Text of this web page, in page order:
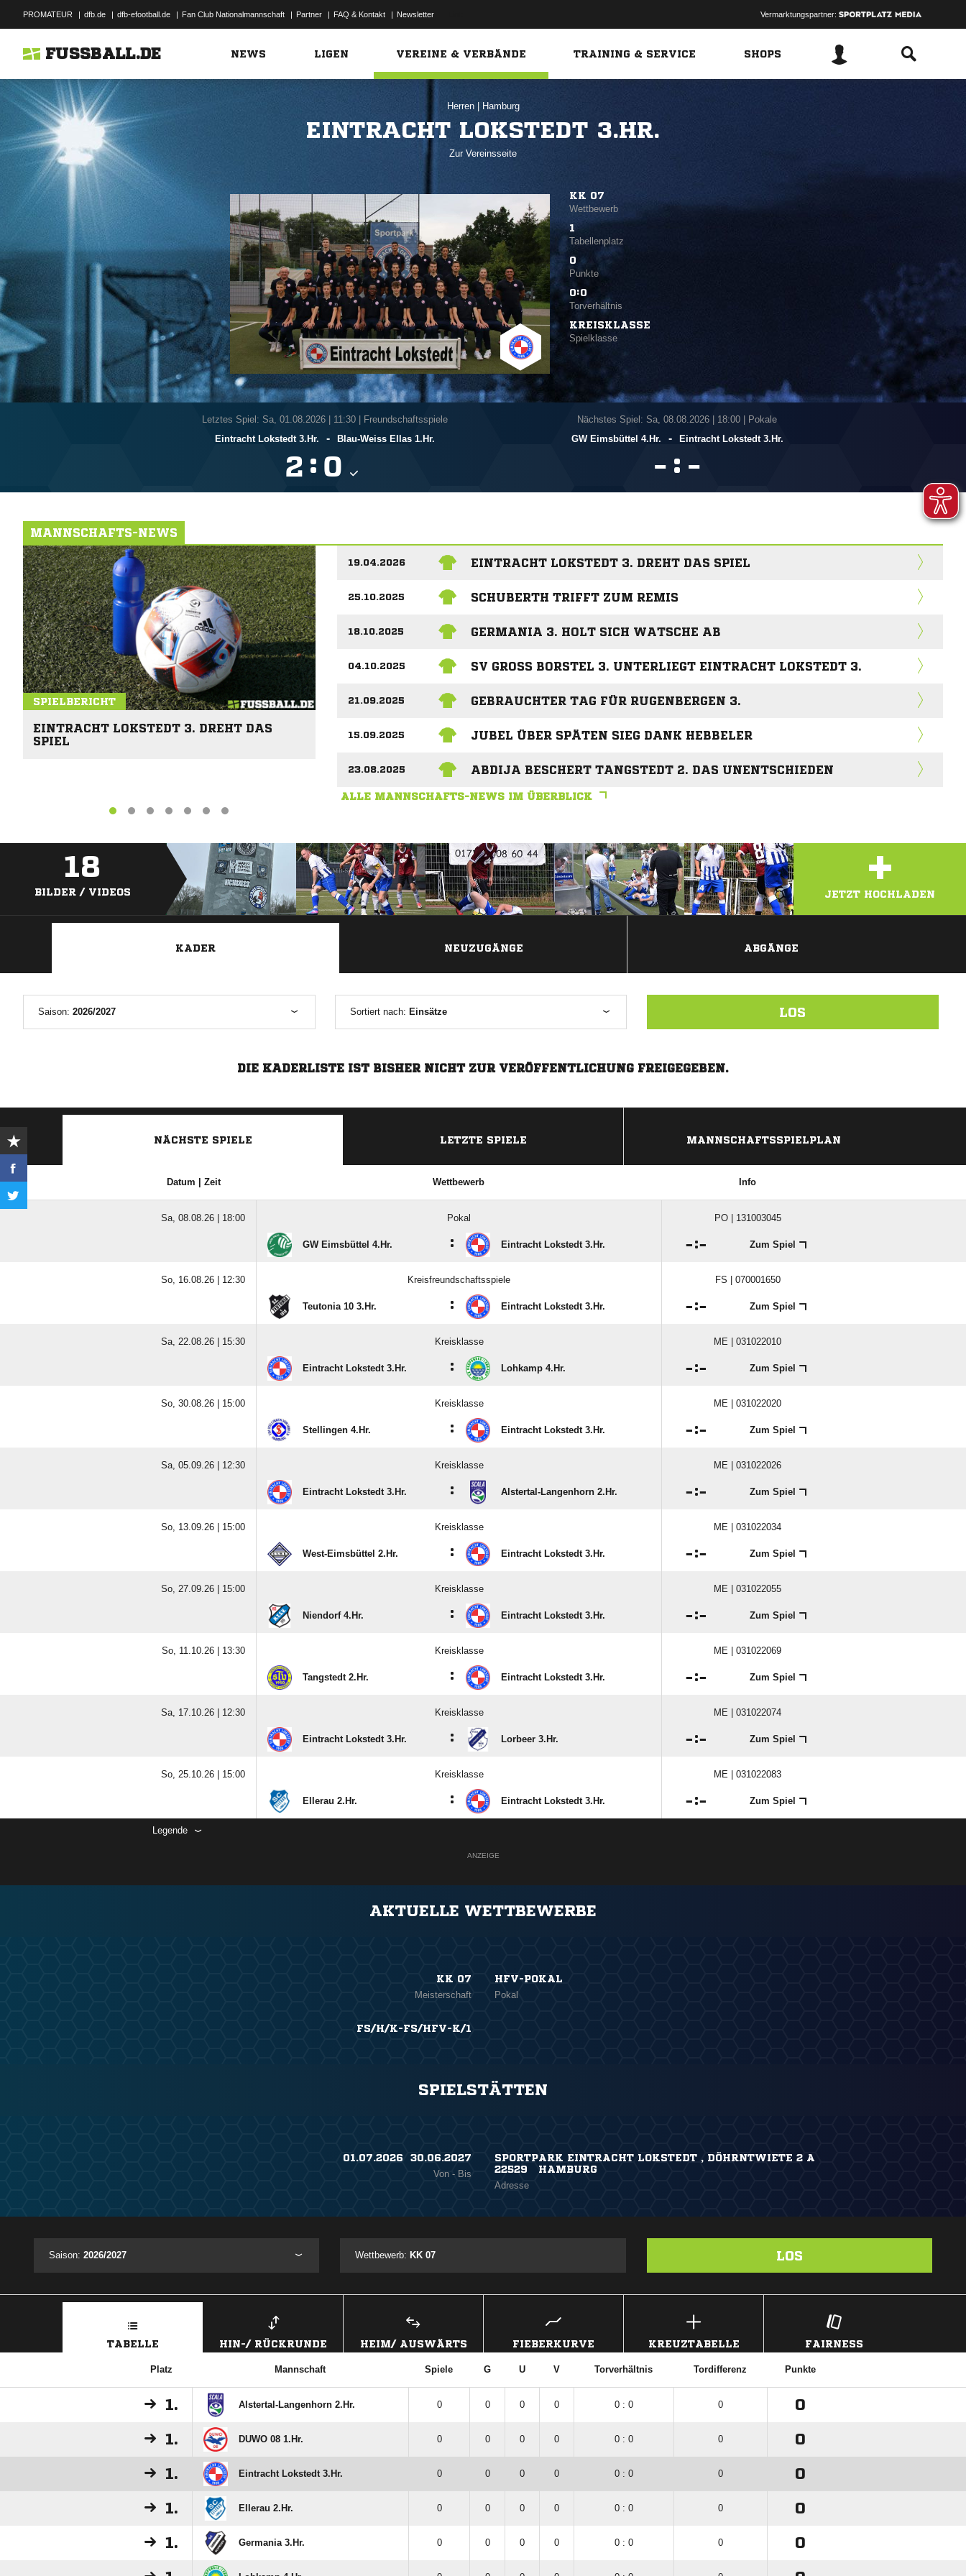
PROMATEUR | dfb.de | dfb-efootball.de | Fan Club Nationalmannschaft | Partner | FAQ & Kontakt | Newsletter Vermarktungspartner:
FUSSBALL.DE NEWS LIGEN VEREINE & VERBÄNDE TRAINING & SERVICE SHOPS
Herren Hamburg
EINTRACHT LOKSTEDT 3.HR.
Zur Vereinsseite
KK 07
Wettbewerb
1
Tabellenplatz
0
Punkte
0:0
Torverhältnis
KREISKLASSE
Spielklasse
Letztes Spiel: Sa, 01.08.2026
11:30 | Freundschaftsspiele
Eintracht Lokstedt 3.Hr.
- Blau-Weiss Ellas 1.Hr.
 : 
Nächstes Spiel: Sa, 08.08.2026
18:00 | Pokale
GW Eimsbüttel 4.Hr.
- Eintracht Lokstedt 3.Hr.
 : 
MANNSCHAFTS-NEWS
SPIELBERICHT
EINTRACHT LOKSTEDT 3. DREHT DAS
SPIEL
19.04.2026 EINTRACHT LOKSTEDT 3. DREHT DAS SPIEL
25.10.2025 SCHUBERTH TRIFFT ZUM REMIS
18.10.2025 GERMANIA 3. HOLT SICH WATSCHE AB
04.10.2025 SV GROSS BORSTEL 3. UNTERLIEGT EINTRACHT LOKSTEDT 3.
21.09.2025 GEBRAUCHTER TAG FÜR RUGENBERGEN 3.
15.09.2025 JUBEL ÜBER SPÄTEN SIEG DANK HEBBELER
23.08.2025 ABDIJA BESCHERT TANGSTEDT 2. DAS UNENTSCHIEDEN
ALLE MANNSCHAFTS-NEWS IM ÜBERBLICK
18
BILDER / VIDEOS +
JETZT HOCHLADEN
KADER NEUZUGÄNGE ABGÄNGE
Saison: 2026/2027 Sortiert nach: Einsätze LOS
DIE KADERLISTE IST BISHER NICHT ZUR VERÖFFENTLICHUNG FREIGEGEBEN.
NÄCHSTE SPIELE LETZTE SPIELE MANNSCHAFTSSPIELPLAN
Datum | Zeit Wettbewerb Info
Sa, 08.08.26 | 18:00 Pokal PO | 131003045
GW Eimsbüttel 4.Hr. : Eintracht Lokstedt 3.Hr. : Zum Spiel
So, 16.08.26 | 12:30 Kreisfreundschaftsspiele FS | 070001650
Teutonia 10 3.Hr. : Eintracht Lokstedt 3.Hr. : Zum Spiel
Sa, 22.08.26 | 15:30 Kreisklasse ME | 031022010
Eintracht Lokstedt 3.Hr. : Lohkamp 4.Hr. : Zum Spiel
So, 30.08.26 | 15:00 Kreisklasse ME | 031022020
Stellingen 4.Hr. : Eintracht Lokstedt 3.Hr. : Zum Spiel
Sa, 05.09.26 | 12:30 Kreisklasse ME | 031022026
Eintracht Lokstedt 3.Hr. : Alstertal-Langenhorn 2.Hr. : Zum Spiel
So, 13.09.26 | 15:00 Kreisklasse ME | 031022034
West-Eimsbüttel 2.Hr. : Eintracht Lokstedt 3.Hr. : Zum Spiel
So, 27.09.26 | 15:00 Kreisklasse ME | 031022055
Niendorf 4.Hr. : Eintracht Lokstedt 3.Hr. : Zum Spiel
So, 11.10.26 | 13:30 Kreisklasse ME | 031022069
Tangstedt 2.Hr. : Eintracht Lokstedt 3.Hr. : Zum Spiel
Sa, 17.10.26 | 12:30 Kreisklasse ME | 031022074
Eintracht Lokstedt 3.Hr. : Lorbeer 3.Hr. : Zum Spiel
So, 25.10.26 | 15:00 Kreisklasse ME | 031022083
Ellerau 2.Hr. : Eintracht Lokstedt 3.Hr. : Zum Spiel
Legende
ANZEIGE
AKTUELLE WETTBEWERBE
KK 07
Meisterschaft
HFV-POKAL
Pokal
FS/H/K-FS/HFV-K/1
SPIELSTÄTTEN
01.07.2026 ​ 30.06.2027
Von - Bis
SPORTPARK EINTRACHT LOKSTEDT , DÖHRNTWIETE 2 A
22529 HAMBURG
Adresse
Saison: 2026/2027 Wettbewerb: KK 07 LOS
TABELLE HIN-/ RÜCKRUNDE HEIM/ AUSWÄRTS FIEBERKURVE KREUZTABELLE FAIRNESS
Platz Mannschaft Spiele G U V Torverhältnis Tordifferenz Punkte
1. Alstertal-Langenhorn 2.Hr. 0 0 0 0 0 : 0 0 0
1. DUWO 08 1.Hr. 0 0 0 0 0 : 0 0 0
1. Eintracht Lokstedt 3.Hr. 0 0 0 0 0 : 0 0 0
1. Ellerau 2.Hr. 0 0 0 0 0 : 0 0 0
1. Germania 3.Hr. 0 0 0 0 0 : 0 0 0